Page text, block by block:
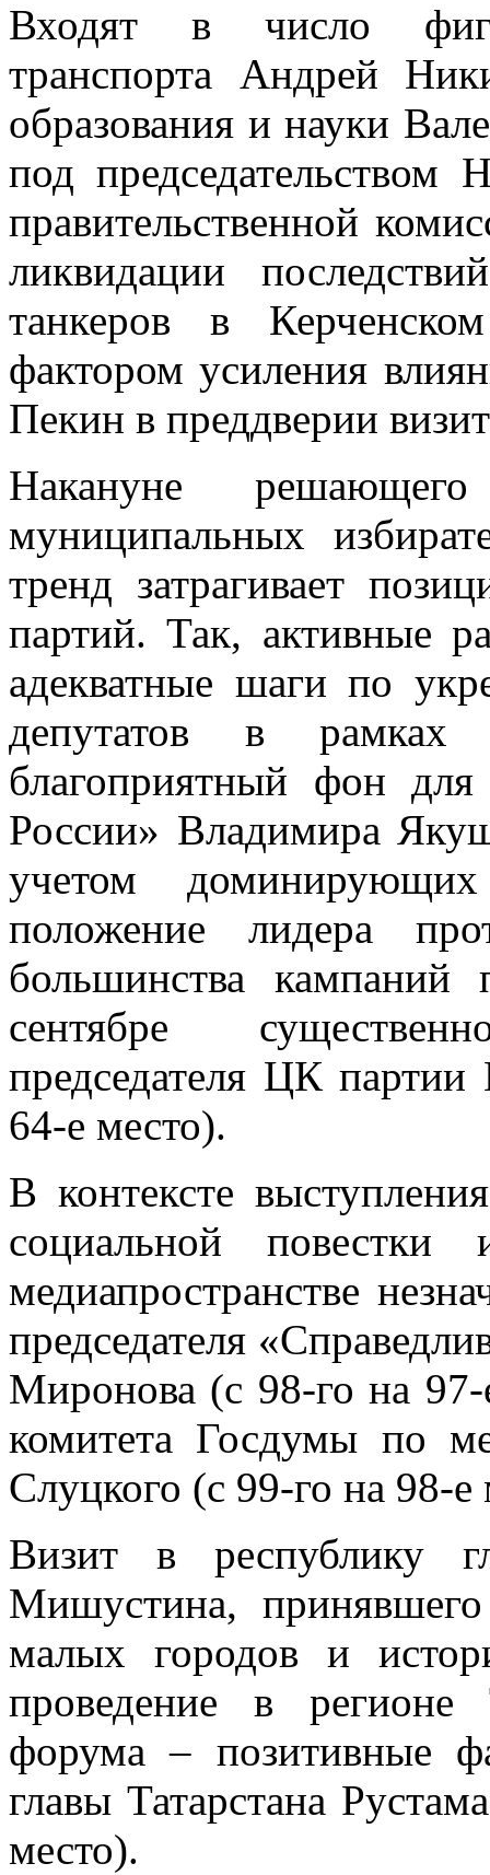
Входят в число
транспорта Андрей
образования и науки
под председательством
правительственной
ликвидации
танкеров в
фактором усиления
Пекин в преддверии
Накануне
муниципальных
тренд затрагивает
партий. Так, активные
адекватные шаги по
депутатов в рамках
благоприятный фон для
России» Владимира
учетом
положение лидера
большинства
сентябре
председателя ЦК
64-е место).
В контексте
социальной повестки
медиапространстве
председателя
Миронова (с 98-го на
комитета Госдумы по
Слуцкого (с 99-го на 98-е
Визит в республику
Мишустина,
малых городов и
проведение в регионе
форума – позитивные
главы Татарстана
место).